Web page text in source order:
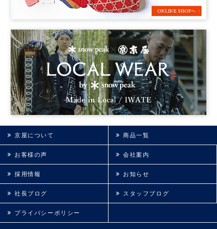
京屋について 商品一覧
お客様の声 会社案内
採用情報 お知らせ
社長ブログ スタッフブログ
プライバシーポリシー